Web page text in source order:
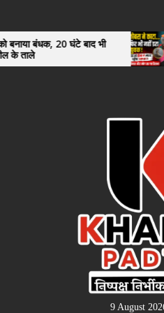
the
content
घंटे बाद भी
कोबरा
भी रह
9 August